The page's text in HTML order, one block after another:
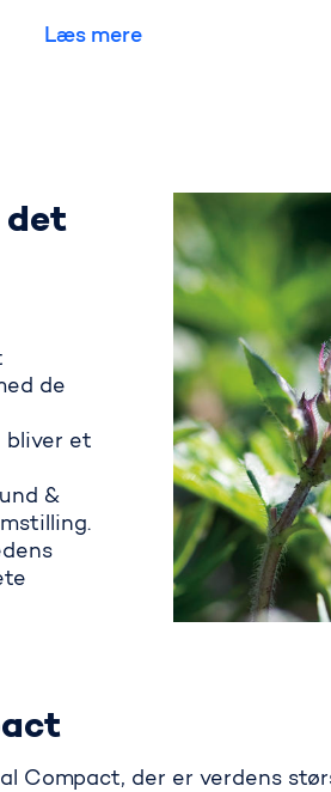
Læs mere
det
de
bliver et
&
Compact, der er verdens